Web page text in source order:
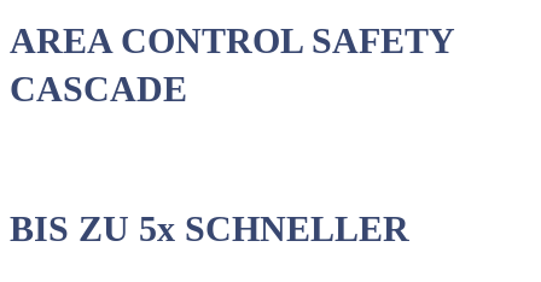
AREA CONTROL SAFETY
CASCADE
BIS ZU 5x SCHNELLER